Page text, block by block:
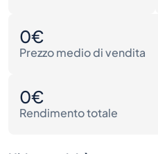
0€
Prezzo medio di vendita
0€
Rendimento totale